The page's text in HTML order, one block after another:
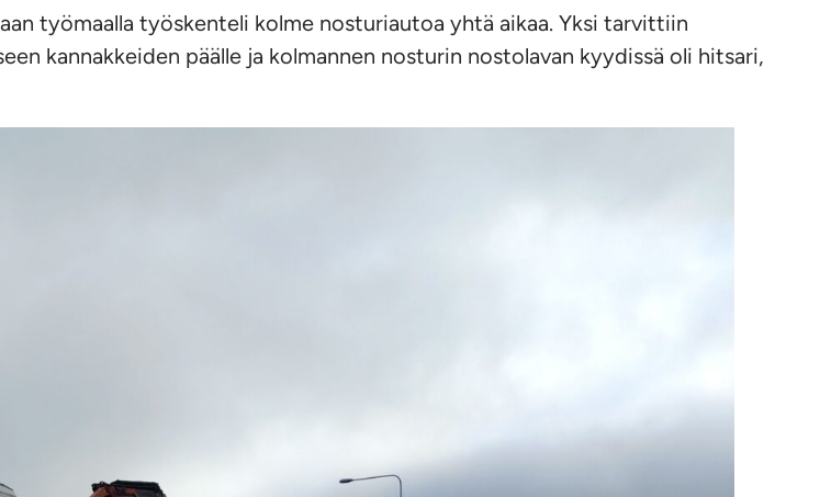
työmaalla työskenteli kolme nosturiautoa yhtä aikaa. Yksi tarvittiin
kannakkeiden päälle ja kolmannen nosturin nostolavan kyydissä oli hitsari,